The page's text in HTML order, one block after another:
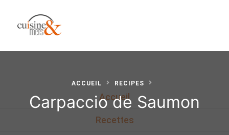
Accueil
Recettes
ACCUEIL RECIPES
Carpaccio de Saumon